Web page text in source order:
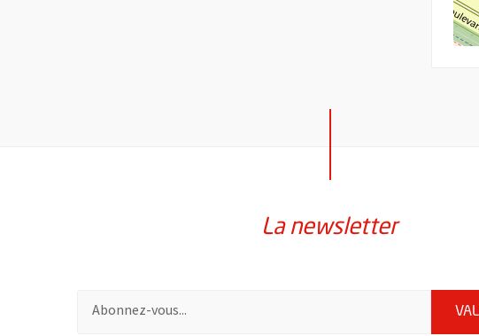
La newsletter
Pour vous inscrire à la lettre d'information de la ville d'Angers,